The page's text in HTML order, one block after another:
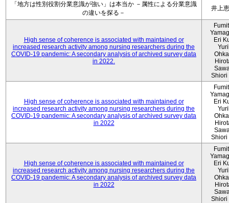
「地方は性別役割分業意識が強い」は本当か －属性による分業意識
の違いを探る－
井上
High sense of coherence is associated with maintained or
increased research activity among nursing researchers during the
COVID-19 pandemic: A secondary analysis of archived survey data
in 2022.
Eri
Shiori
High sense of coherence is associated with maintained or
increased research activity among nursing researchers during the
COVID-19 pandemic: A secondary analysis of archived survey data
in 2022
Eri
Shiori
High sense of coherence is associated with maintained or
increased research activity among nursing researchers during the
COVID-19 pandemic: A secondary analysis of archived survey data
in 2022
Eri
Shiori